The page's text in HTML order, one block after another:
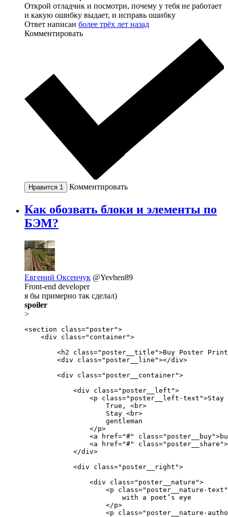
Открой отладчик и посмотри, почему у тебя не работает
и какую ошибку выдает, и исправь ошибку
Ответ написан более трёх лет назад
Комментировать
Нравится 1 Комментировать
Как обозвать блоки и элементы по
БЭМ?
Евгений Оксенчук @Yevhen89
Front-end developer
я бы примерно так сделал)
spoiler
>
<section class="poster">
    <div class="container">
<h2 class="poster__title">Buy Poster
        <div class="poster__line"></div>
        <div class="poster__container">
            <div class="poster__left">
<p class="poster__left-text">Stay
                    True, <br>
                    Stay <br>
                    gentleman
                </p>
<a href="#"
<a href="#"
            </div>
            <div class="poster__right">
                <div class="poster__nature">
<p class="poster__nature-
                        with a poet’s eye
                    </p>
<p class="poster__nature-